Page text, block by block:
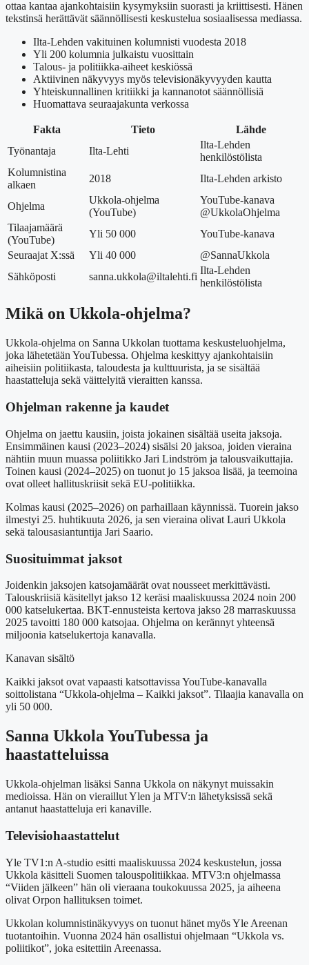
ottaa kantaa ajankohtaisiin kysymyksiin suorasti ja kriittisesti. Hänen
tekstinsä herättävät säännöllisesti keskustelua sosiaalisessa mediassa.
Ilta-Lehden vakituinen kolumnisti vuodesta 2018
Yli 200 kolumnia julkaistu vuosittain
Talous- ja politiikka-aiheet keskiössä
Aktiivinen näkyvyys myös televisionäkyvyyden kautta
Yhteiskunnallinen kritiikki ja kannanotot säännöllisiä
Huomattava seuraajakunta verkossa
Fakta Tieto
Lähde
Työnantaja
Ilta-Lehti
Ilta-Lehden
henkilöstölista
Kolumnistina
alkaen
2018 Ilta-Lehden arkisto
Ohjelma
Ukkola-ohjelma
(YouTube)
YouTube-kanava
@UkkolaOhjelma
Tilaajamäärä
(YouTube)
Yli 50 000
YouTube-kanava
Seuraajat X:ssä
Yli 40 000
@SannaUkkola
Sähköposti
sanna.ukkola@iltalehti.fi
Ilta-Lehden
henkilöstölista
Mikä on Ukkola-ohjelma?
Ukkola-ohjelma on Sanna Ukkolan tuottama keskusteluohjelma,
joka lähetetään YouTubessa. Ohjelma keskittyy ajankohtaisiin
aiheisiin politiikasta, taloudesta ja kulttuurista, ja se sisältää
haastatteluja sekä väittelyitä vieraitten kanssa.
Ohjelman rakenne ja kaudet
Ohjelma on jaettu kausiin, joista jokainen sisältää useita jaksoja.
Ensimmäinen kausi (2023–2024) sisälsi 20 jaksoa, joiden vieraina
nähtiin muun muassa poliitikko Jari Lindström ja talousvaikuttajia.
Toinen kausi (2024–2025) on tuonut jo 15 jaksoa lisää, ja teemoina
ovat olleet hallituskriisit sekä EU-politiikka.
Kolmas kausi (2025–2026) on parhaillaan käynnissä. Tuorein jakso
ilmestyi 25. huhtikuuta 2026, ja sen vieraina olivat Lauri Ukkola
sekä talousasiantuntija Jari Saario.
Suosituimmat jaksot
Joidenkin jaksojen katsojamäärät ovat nousseet merkittävästi.
Talouskriisiä käsitellyt jakso 12 keräsi maaliskuussa 2024 noin 200
000 katselukertaa. BKT-ennusteista kertova jakso 28 marraskuussa
2025 tavoitti 180 000 katsojaa. Ohjelma on kerännyt yhteensä
miljoonia katselukertoja kanavalla.
Kanavan sisältö
Kaikki jaksot ovat vapaasti katsottavissa YouTube-kanavalla
soittolistana “Ukkola-ohjelma – Kaikki jaksot”. Tilaajia kanavalla on
yli 50 000.
Sanna Ukkola YouTubessa ja
haastatteluissa
Ukkola-ohjelman lisäksi Sanna Ukkola on näkynyt muissakin
medioissa. Hän on vieraillut Ylen ja MTV:n lähetyksissä sekä
antanut haastatteluja eri kanaville.
Televisiohaastattelut
Yle TV1:n A-studio esitti maaliskuussa 2024 keskustelun, jossa
Ukkola käsitteli Suomen talouspolitiikkaa. MTV3:n ohjelmassa
“Viiden jälkeen” hän oli vieraana toukokuussa 2025, ja aiheena
olivat Orpon hallituksen toimet.
Ukkolan kolumnistinäkyvyys on tuonut hänet myös Yle Areenan
tuotantoihin. Vuonna 2024 hän osallistui ohjelmaan “Ukkola vs.
poliitikot”, joka esitettiin Areenassa.